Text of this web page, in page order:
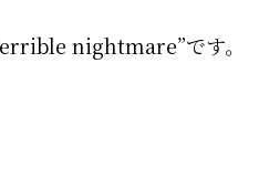
nightmare”です。